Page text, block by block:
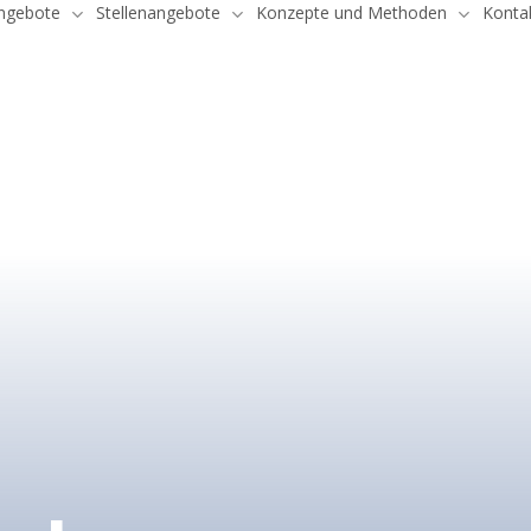
Stellenangebote Konzepte und Methoden